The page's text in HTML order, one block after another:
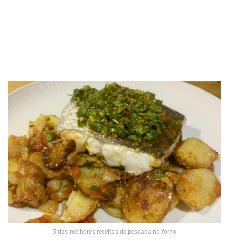
5 das melhores receitas de pescada no forno